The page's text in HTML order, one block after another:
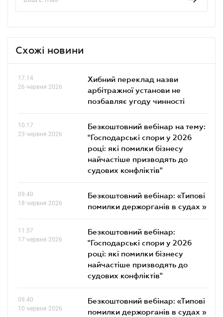
Схожі новини
17.14
26 червня 2026
Хибний переклад назви
арбітражної установи не
позбавляє угоду чинності
10.17
23 червня 2026
Безкоштовний вебінар на тему:
"Господарські спори у 2026
році: які помилки бізнесу
найчастіше призводять до
судових конфліктів"
09.40
18 червня 2026
Безкоштовний вебінар: «Типові
помилки держорганів в судах »
11.57
17 червня 2026
Безкоштовний вебінар:
"Господарські спори у 2026
році: які помилки бізнесу
найчастіше призводять до
судових конфліктів"
09.40
10 червня 2026
Безкоштовний вебінар: «Типові
помилки держорганів в судах »